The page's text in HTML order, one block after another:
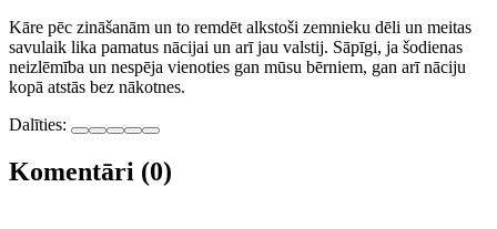
Kāre pēc zināšanām un to remdēt alkstoši zemnieku dēli un meitas
savulaik lika pamatus nācijai un arī jau valstij. Sāpīgi, ja šodienas
neizlēmība un nespēja vienoties gan mūsu bērniem, gan arī nāciju
kopā atstās bez nākotnes.
Dalīties:
Komentāri (0)